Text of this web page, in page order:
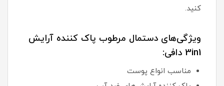
کنید.
ویژگی‌های دستمال مرطوب پاک کننده آرایش
3in1 دافی:
مناسب انواع پوست